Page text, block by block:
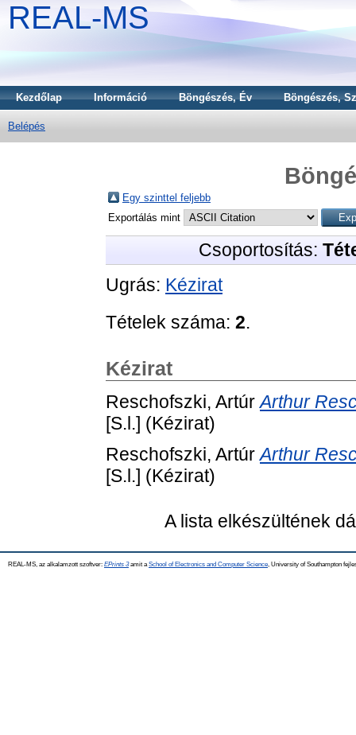
REAL-MS
Kezdőlap Információ Böngészés, Év Böngészés,
Belépés
Egy szinttel feljebb
Exportálás mint
Csoportosítás:
Ugrás: Kézirat
Tételek száma: 2.
Kézirat
Reschofszki, Artúr Arthur
[S.l.] (Kézirat)
Reschofszki, Artúr Arthur
[S.l.] (Kézirat)
A lista elkészültének
REAL-MS, az alkalamzott szoftver: EPrints 3amit a School of Electronics and Computer Science , University of Southampton